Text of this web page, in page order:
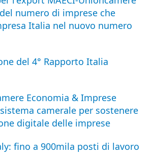
numero di imprese che
Italia nel nuovo numero
del 4° Rapporto Italia
Economia & Imprese
camerale per sostenere
digitale delle imprese
fino a 900mila posti di lavoro